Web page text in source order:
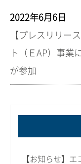
2022年6月6日
【プレスリリー
ト（ＥAP）事業
が参加
【お知らせ】